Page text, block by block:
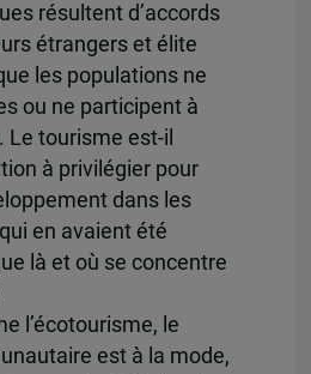
résultent d’accords
étrangers et élite
les populations ne
ou ne participent à
Le tourisme est-il
à privilégier pour
dans les
en avaient été
là et où se concentre
l’écotourisme, le
est à la mode,